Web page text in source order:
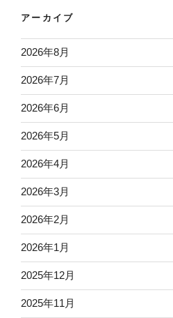
アーカイブ
2026年8月
2026年7月
2026年6月
2026年5月
2026年4月
2026年3月
2026年2月
2026年1月
2025年12月
2025年11月